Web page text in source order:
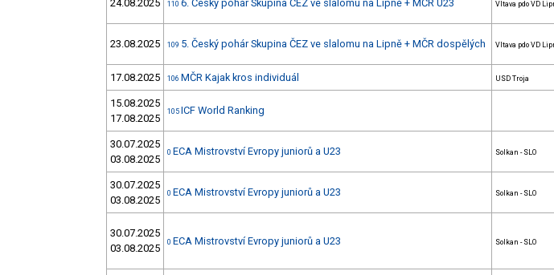
24.08.2025 110 6. Český pohár Skupina ČEZ ve slalomu na Lipně + MČR U23 Vltava pdo VD
23.08.2025 109 5. Český pohár Skupina ČEZ ve slalomu na Lipně + MČR dospělých Vltava pdo VD
17.08.2025 106 MČR Kajak kros individuál USD Troja
15.08.2025
17.08.2025
105 ICF World Ranking
30.07.2025
03.08.2025
0 ECA Mistrovství Evropy juniorů a U23 Solkan - SLO
30.07.2025
03.08.2025
0 ECA Mistrovství Evropy juniorů a U23 Solkan - SLO
30.07.2025
03.08.2025
0 ECA Mistrovství Evropy juniorů a U23 Solkan - SLO